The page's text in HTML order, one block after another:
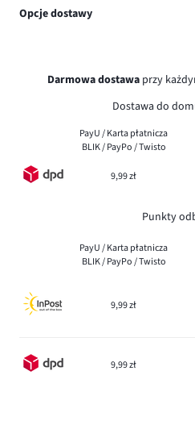
Opcje dostawy
Darmowa dostawa przy
Dostawa do
PayU / Karta płatnicza
BLIK / PayPo / Twisto
9,99 zł
Punkty
PayU / Karta płatnicza
BLIK / PayPo / Twisto
9,99 zł
9,99 zł